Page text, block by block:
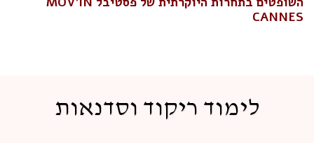
CANNES
לימוד ריקוד וסדנאות